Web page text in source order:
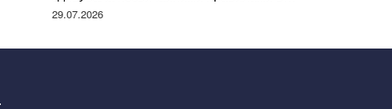
Німеччині та поділилася правдою
29.07.2026